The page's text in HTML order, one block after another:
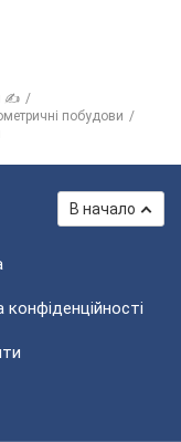
✍
побудови
В начало
конфіденційності